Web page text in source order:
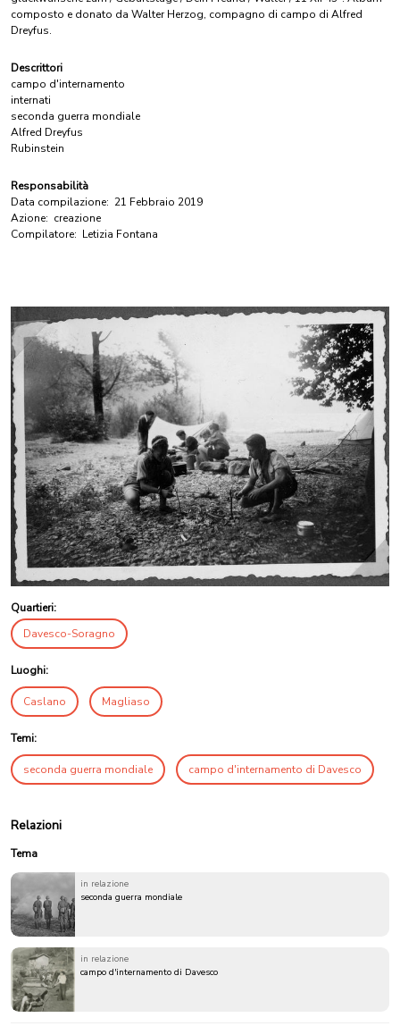
composto e donato da Walter Herzog, compagno di campo di Alfred
Dreyfus.
Descrittori
campo d'internamento
internati
seconda guerra mondiale
Alfred Dreyfus
Rubinstein
Responsabilità
Data compilazione: 21 Febbraio 2019
Azione: creazione
Compilatore: Letizia Fontana
Quartieri:
Davesco-Soragno
Luoghi:
Caslano Magliaso
Temi:
seconda guerra mondiale campo d'internamento di Davesco
Relazioni
Tema
in relazione
seconda guerra mondiale
in relazione
campo d'internamento di Davesco